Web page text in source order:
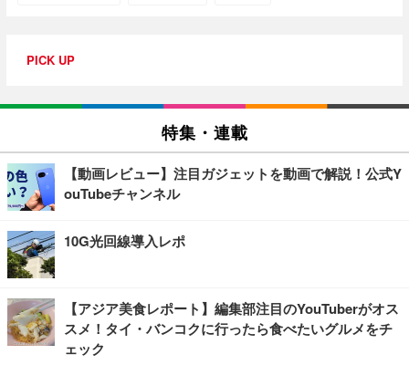
PICK UP
特集・連載
【動画レビュー】注目ガジェットを動画で解説！公式Y
ouTubeチャンネル
10G光回線導入レポ
【アジア美食レポート】編集部注目のYouTuberがオス
スメ！タイ・バンコクに行ったら食べたいグルメをチ
ェック